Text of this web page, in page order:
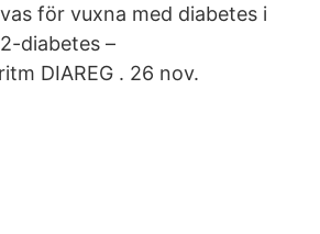
för vuxna med diabetes i
diabetes –
DIAREG . 26 nov.